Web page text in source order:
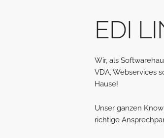
EDI
Wir, als
VDA, Webservices
Hause!
Unser ganzen
richtige